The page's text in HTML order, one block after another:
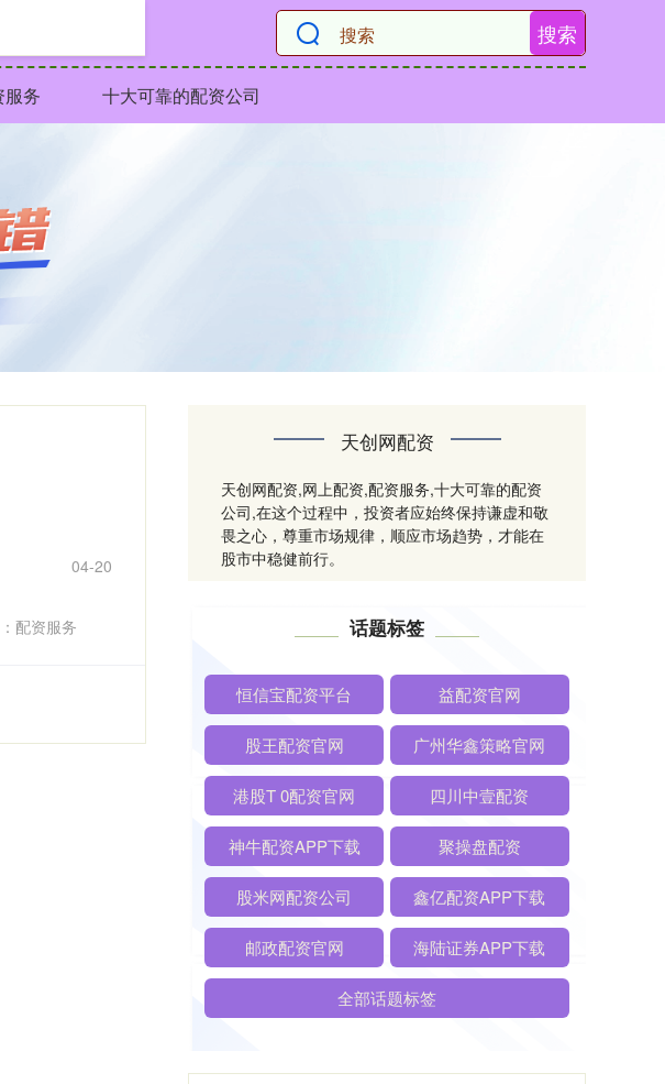
搜索
服务 十大可靠的配资公司
04-20
配资服务
天创网配资
天创网配资,网上配资,配资服务,十大可靠的配资
公司,在这个过程中，投资者应始终保持谦虚和敬
畏之心，尊重市场规律，顺应市场趋势，才能在
股市中稳健前行。
话题标签
恒信宝配资平台 益配资官网
股王配资官网 广州华鑫策略官网
港股T 0配资官网 四川中壹配资
神牛配资APP下载 聚操盘配资
股米网配资公司 鑫亿配资APP下载
邮政配资官网 海陆证券APP下载
全部话题标签